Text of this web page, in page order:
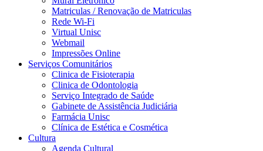
Matriculas / Renovação de Matriculas
Rede Wi-Fi
Virtual Unisc
Webmail
Impressões Online
Serviços Comunitários
Clinica de Fisioterapia
Clinica de Odontologia
Serviço Integrado de Saúde
Gabinete de Assistência Judiciária
Farmácia Unisc
Clínica de Estética e Cosmética
Cultura
Agenda Cultural